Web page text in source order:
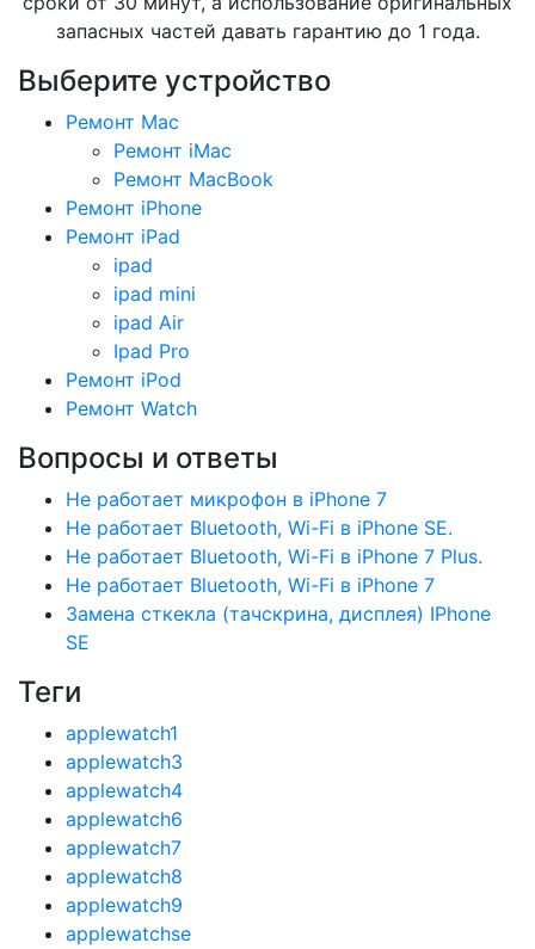
запасных частей давать гарантию до 1 года.
Выберите устройство
Ремонт Mac
Ремонт iMac
Ремонт MacBook
Ремонт iPhone
Ремонт iPad
ipad
ipad mini
ipad Air
Ipad Pro
Ремонт iPod
Ремонт Watch
Вопросы и ответы
Не работает микрофон в iPhone 7
Не работает Bluetooth, Wi-Fi в iPhone SE.
Не работает Bluetooth, Wi-Fi в iPhone 7 Plus.
Не работает Bluetooth, Wi-Fi в iPhone 7
Замена сткекла (тачскрина, дисплея) IPhone
SE
Теги
applewatch1
applewatch3
applewatch4
applewatch6
applewatch7
applewatch8
applewatch9
applewatchse